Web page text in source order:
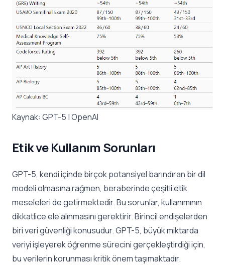
Kaynak: GPT-5 | OpenAI
Etik ve Kullanım Sorunları
GPT-5, kendi içinde birçok potansiyel barındıran bir dil
modeli olmasına rağmen, beraberinde çeşitli etik
meseleleri de getirmektedir. Bu sorunlar, kullanımının
dikkatlice ele alınmasını gerektirir. Birincil endişelerden
biri veri güvenliği konusudur. GPT-5, büyük miktarda
veriyi işleyerek öğrenme sürecini gerçekleştirdiği için,
bu verilerin korunması kritik önem taşımaktadır.